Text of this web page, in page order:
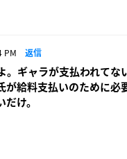
PM 返信
。ギャラが支払われてな
が給料支払いのために必
だけ。